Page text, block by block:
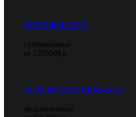
PERFORMANCE
супермощные
от 1295000 р
LUXURY PERFORMANCE
эксклюзивные